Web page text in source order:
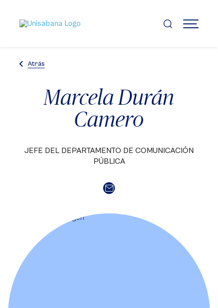
contenido
principal
MENÚ
Atrás
Marcela Durán
Camero
JEFE DEL DEPARTAMENTO DE COMUNICACIÓN
PÚBLICA